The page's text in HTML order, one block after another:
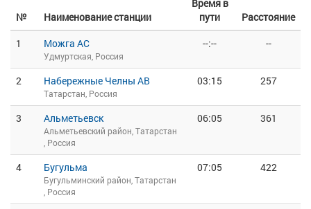
№ Наименование станции
Время в
пути
Расстояние
1
Можга АС
Удмуртская, Россия
--:-- --
2 Набережные Челны АВ
Татарстан, Россия
03:15 257
3 Альметьевск
Альметьевский район, Татарстан
, Россия
06:05 361
4 Бугульма
Бугульминский район, Татарстан
, Россия
07:05 422